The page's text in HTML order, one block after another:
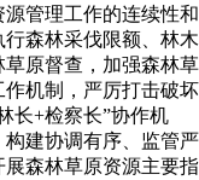
管理工作的连续性和
森林采伐限额、林木
原督查，加强森林草
机制，严厉打击破坏
长+检察长”协作机
建协调有序、监管严
森林草原资源主要指